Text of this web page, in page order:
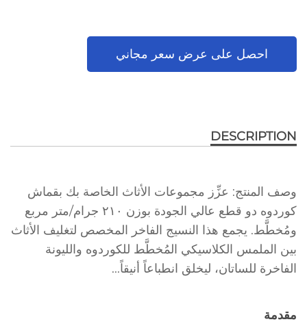
احصل على عرض سعر مجاني
DESCRIPTION
وصف المنتج: عزِّز مجموعات الأثاث الخاصة بك بقماش
كوردوه دو قطع عالي الجودة بوزن ٢١٠ جرام/متر مربع
ومُخطَّط. يجمع هذا النسيج الفاخر المخصص لتغليف الأثاث
بين الملمس الكلاسيكي المُخطَّط للكوردوه والليونة
الفاخرة للساتان، ليخلق انطباعاً أنيقاً...
مقدمة